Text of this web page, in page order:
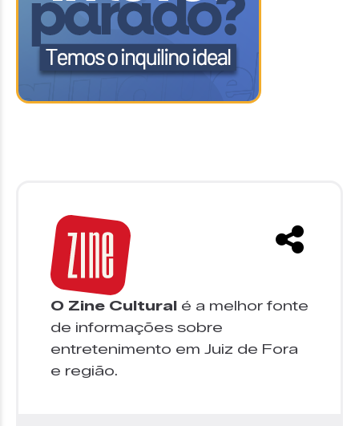
O Zine Cultural é a melhor fonte
de informações sobre
entretenimento em Juiz de Fora
e região.